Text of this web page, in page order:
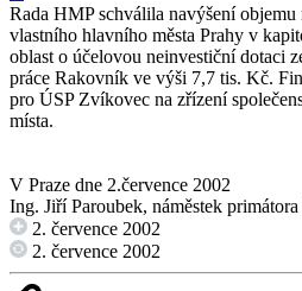
Rada HMP schválila navýšení
vlastního hlavního města Prahy v
oblast o účelovou neinvestiční dotaci
práce Rakovník ve výši 7,7 tis. Kč.
pro ÚSP Zvíkovec na zřízení
místa.
V Praze dne 2.července 2002
Ing. Jiří Paroubek, náměstek
2. července 2002
2. července 2002